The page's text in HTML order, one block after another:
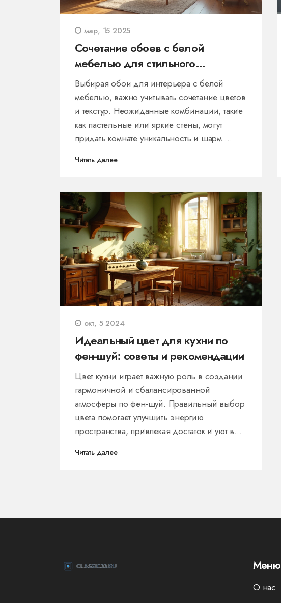
мар, 15 2025
Сочетание обоев с белой
мебелью для стильного
интерьера
Выбирая обои для интерьера с белой
мебелью, важно учитывать сочетание цветов
и текстур. Неожиданные комбинации, такие
как пастельные или яркие стены, могут
придать комнате уникальность и шарм.
пространство, а использование природных
идеальные обои для вашего интерьера,
экспериментируя с идеями и добавляя
нотки индивидуальности.
Читать далее
окт, 5 2024
Идеальный цвет для кухни по
фен-шуй: советы и рекомендации
Цвет кухни играет важную роль в создании
гармоничной и сбалансированной
атмосферы по фен-шуй. Правильный выбор
цвета помогает улучшить энергию
пространства, привлекая достаток и уют в
лучше всего подходят для кухни с точки
Читать далее
Меню
О нас